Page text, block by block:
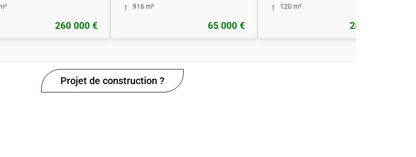
260 000 €
916 m²
65 000 €
120 m²
280 000 €
Projet de construction ?